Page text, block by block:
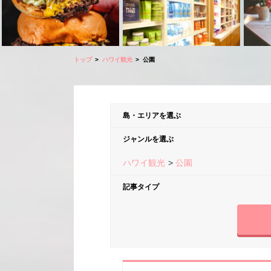
トップ ハワイ観光 公園
島・エリアを選ぶ
ジャンルを選ぶ
ハワイ観光 公園
記事タイプ